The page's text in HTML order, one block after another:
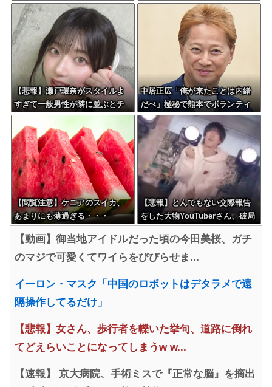
ｗｗｗｗｗｗｗｗｗｗｗｗｗｗ
【悲報】瀬戸環奈がスタイルよ
すぎて一般男性が隣に並ぶとチ
ンチクリンに見えてしまう
中居正広「俺が来たことは内緒
だべ」極秘で熊本でボランティ
アをしていた・・・
【閲覧注意】ケニアのスイカ、
あまりにも薄過ぎる・・・
【悲報】とんでもない交際報告
をした大物YouTuberさん、破局
を発表????
【動画】御当地アイドルだった頃の今田美桜、ガチ
のマジで可愛くてワイらをびびらせま...
イーロン・マスク「中国のロボットはデタラメで遠
隔操作してるだけ」
【悲報】女さん、歩行者を轢いた挙句、道路に倒れ
てどえらいことになってしまうw w...
【速報】 京大病院、手術ミスで『正常な脳』を摘出